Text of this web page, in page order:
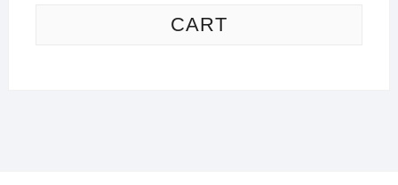
CART